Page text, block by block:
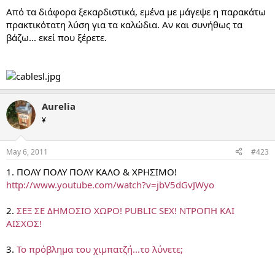
Από τα διάφορα ξεκαρδιστικά, εμένα με μάγεψε η παρακάτω
πρακτικότατη λύση για τα καλώδια. Αν και συνήθως τα
βάζω... εκεί που ξέρετε.
Aurelia
¥
May 6, 2011 #423
1. ΠΟΛΥ ΠΟΛΥ ΠΟΛΥ ΚΑΛΟ & ΧΡΗΣΙΜΟ!
http://www.youtube.com/watch?v=jbV5dGvJWyo
2. ΣΕΞ ΣΕ ΔΗΜΟΣΙΟ ΧΩΡΟ! PUBLIC SEX! ΝΤΡΟΠΗ ΚΑΙ
ΑΙΣΧΟΣ!
3. To πρόβλημα του χιμπατζή...το λύνετε;